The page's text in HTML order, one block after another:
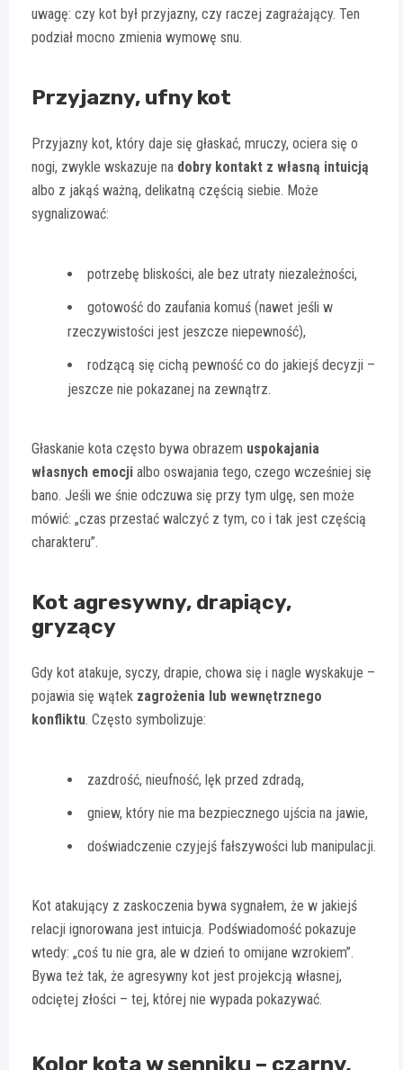
uwagę: czy kot był przyjazny, czy raczej zagrażający. Ten
podział mocno zmienia wymowę snu.
Przyjazny, ufny kot
Przyjazny kot, który daje się głaskać, mruczy, ociera się o
nogi, zwykle wskazuje na dobry kontakt z własną intuicją
albo z jakąś ważną, delikatną częścią siebie. Może
sygnalizować:
potrzebę bliskości, ale bez utraty niezależności,
gotowość do zaufania komuś (nawet jeśli w
rzeczywistości jest jeszcze niepewność),
rodzącą się cichą pewność co do jakiejś decyzji –
jeszcze nie pokazanej na zewnątrz.
Głaskanie kota często bywa obrazem uspokajania
własnych emocji albo oswajania tego, czego wcześniej się
bano. Jeśli we śnie odczuwa się przy tym ulgę, sen może
mówić: „czas przestać walczyć z tym, co i tak jest częścią
charakteru”.
Kot agresywny, drapiący,
gryzący
Gdy kot atakuje, syczy, drapie, chowa się i nagle wyskakuje –
pojawia się wątek zagrożenia lub wewnętrznego
konfliktu. Często symbolizuje:
zazdrość, nieufność, lęk przed zdradą,
gniew, który nie ma bezpiecznego ujścia na jawie,
doświadczenie czyjejś fałszywości lub manipulacji.
Kot atakujący z zaskoczenia bywa sygnałem, że w jakiejś
relacji ignorowana jest intuicja. Podświadomość pokazuje
wtedy: „coś tu nie gra, ale w dzień to omijane wzrokiem”.
Bywa też tak, że agresywny kot jest projekcją własnej,
odciętej złości – tej, której nie wypada pokazywać.
Kolor kota w senniku – czarny,